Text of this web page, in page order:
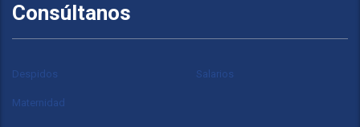
Consúltanos
Despidos Salarios
Maternidad